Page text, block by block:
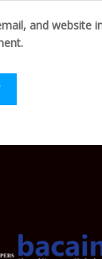
and website